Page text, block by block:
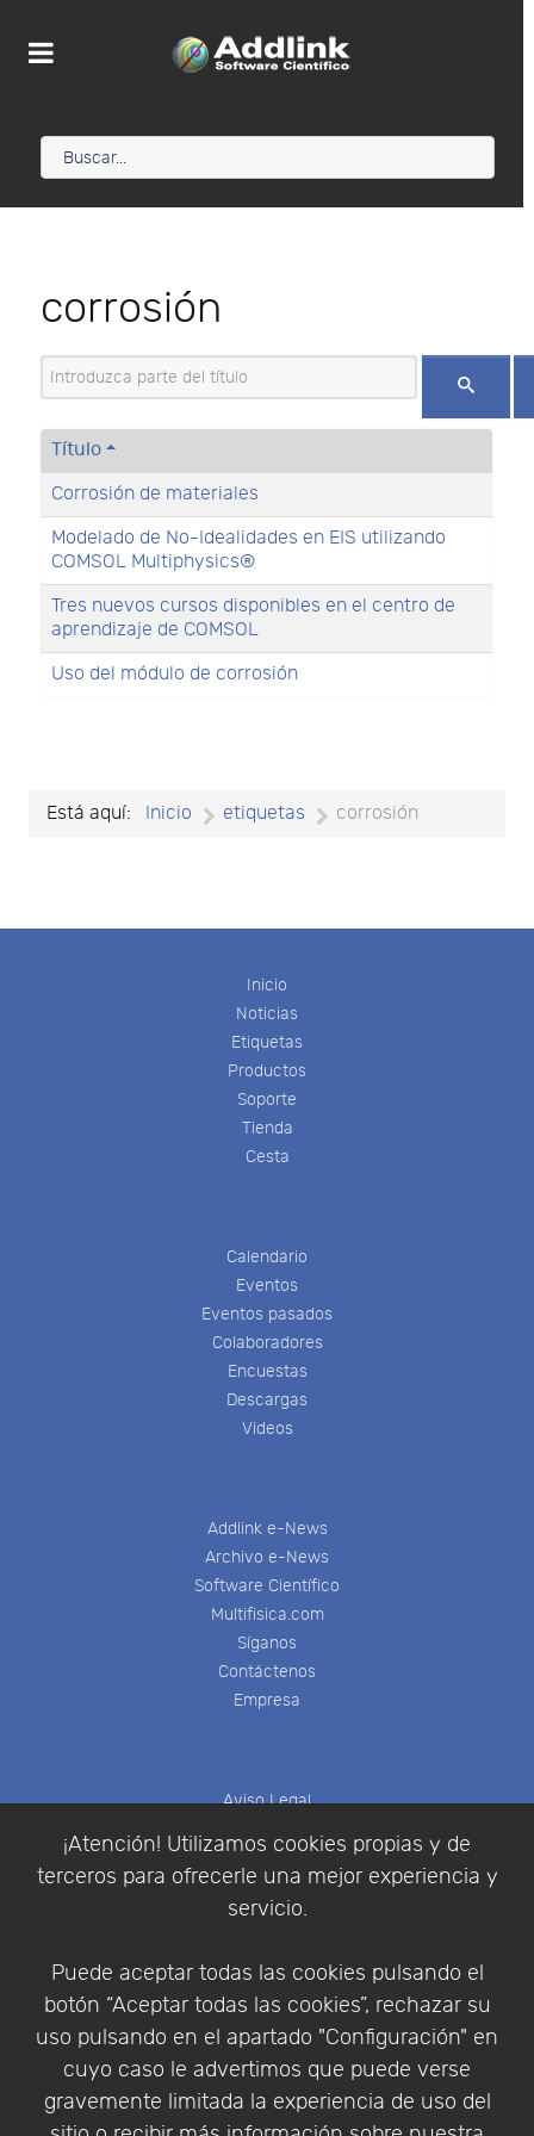
¡Atención! Utilizamos cookies propias y de
terceros para ofrecerle una mejor experiencia y
servicio.
Puede aceptar todas las cookies pulsando el
botón “Aceptar todas las cookies”, rechazar su
uso pulsando en el apartado "Configuración" en
cuyo caso le advertimos que puede verse
gravemente limitada la experiencia de uso del
corrosión
Introduzca parte del título
Título
Corrosión de materiales
Modelado de No-Idealidades en EIS utilizando
COMSOL Multiphysics®
Tres nuevos cursos disponibles en el centro de
aprendizaje de COMSOL
Uso del módulo de corrosión
Está aquí: Inicio etiquetas corrosión
Inicio
Noticias
Etiquetas
Productos
Soporte
Tienda
Cesta
Calendario
Eventos
Eventos pasados
Colaboradores
Encuestas
Descargas
Videos
Addlink e-News
Archivo e-News
Software Científico
Multifisica.com
Síganos
Contáctenos
Empresa
Aviso Legal
Política de Privacidad
Condiciones de compra
Identificarse
Empresa|Aviso Legal| Política de Privacidad |
Política de Cookies